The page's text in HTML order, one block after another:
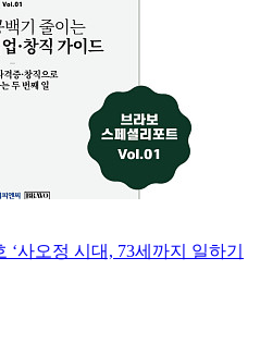
‘사오정 시대, 73세까지 일하기